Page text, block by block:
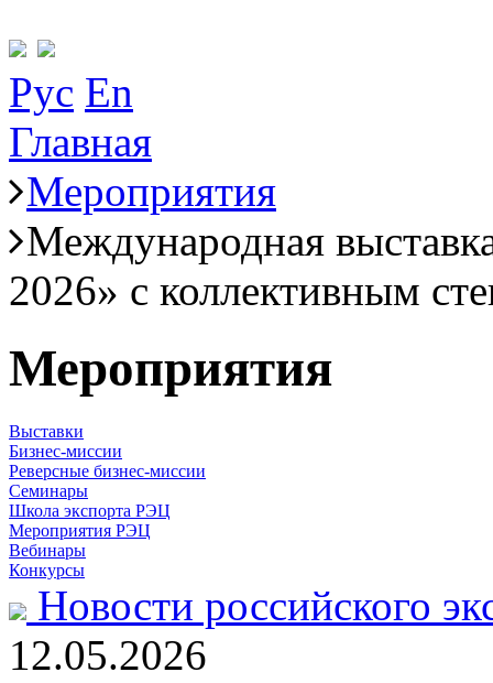
Рус En
Главная
Мероприятия
Международная
2026» c коллективным
Мероприятия
Выставки
Бизнес-миссии
Реверсные бизнес-миссии
Семинары
Школа экспорта РЭЦ
Мероприятия РЭЦ
Вебинары
Конкурсы
Новости российского
12.05.2026